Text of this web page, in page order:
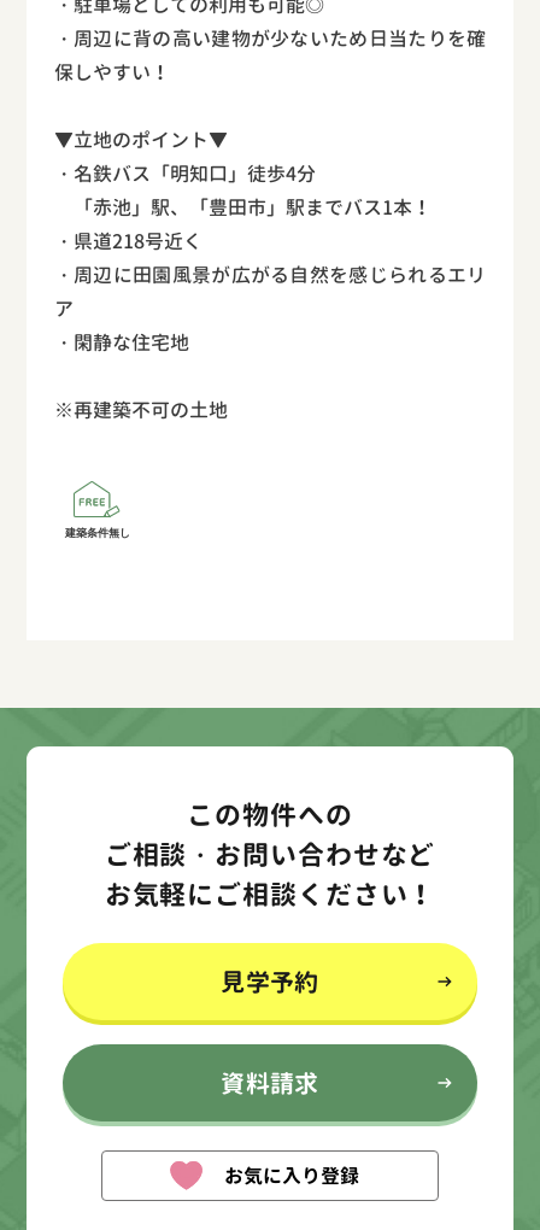
・周辺に背の高い建物が少ないため日当たりを確
保しやすい！
▼立地のポイント▼
・名鉄バス「明知口」徒歩4分
「赤池」駅、「豊田市」駅までバス1本！
・県道218号近く
・周辺に田園風景が広がる自然を感じられるエリ
ア
・閑静な住宅地
※再建築不可の土地
建築条件無し
この物件への
ご相談・お問い合わせなど
お気軽にご相談ください！
見学予約
資料請求
お気に入り登録